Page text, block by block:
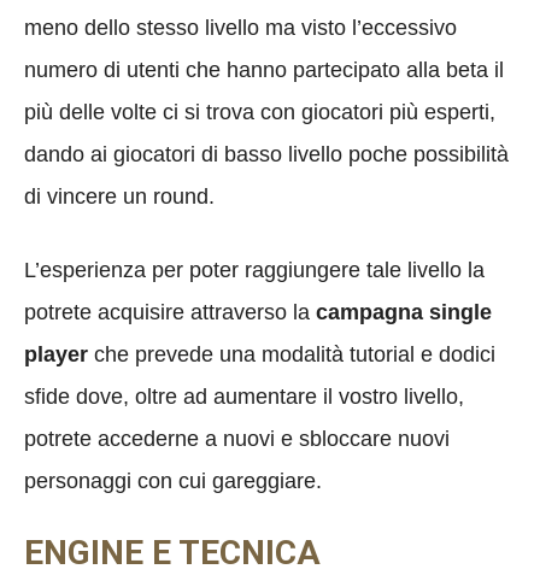
meno dello stesso livello ma visto l’eccessivo
numero di utenti che hanno partecipato alla beta il
più delle volte ci si trova con giocatori più esperti,
dando ai giocatori di basso livello poche possibilità
di vincere un round.
L’esperienza per poter raggiungere tale livello la
potrete acquisire attraverso la campagna single
player che prevede una modalità tutorial e dodici
sfide dove, oltre ad aumentare il vostro livello,
potrete accederne a nuovi e sbloccare nuovi
personaggi con cui gareggiare.
ENGINE E TECNICA